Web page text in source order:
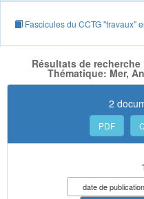
Fascicules du CCTG "travaux"
Résultats de
Thématique: Mer,
2
PDF
date de publication